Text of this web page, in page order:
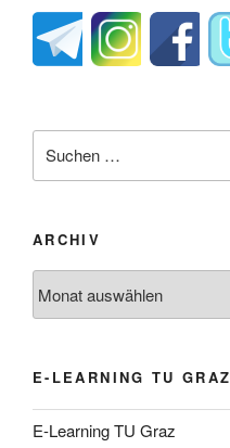
nach:
ARCHIV
E-LEARNING TU GRAZ
E-Learning TU Graz